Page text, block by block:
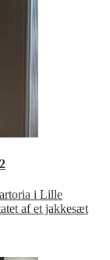
i Lille
af et jakkesæt